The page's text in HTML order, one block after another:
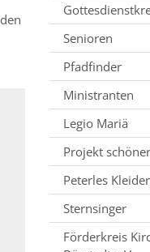
Senioren
Pfadfinder
Ministranten
Legio Mariä
Projekt
Peterles
Sternsinger
Förderkreis